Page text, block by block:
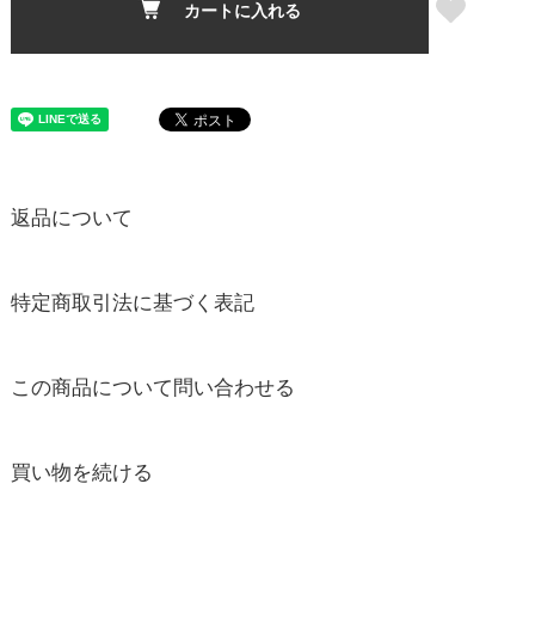
カートに入れる
返品について
特定商取引法に基づく表記
この商品について問い合わせる
買い物を続ける